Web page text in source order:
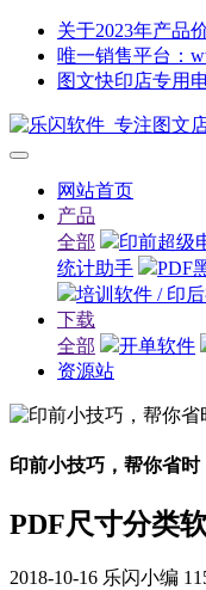
关于2023年产品
唯一销售平台：
图文快印店专用
网站首页
产品
全部
印前超级
统计助手
PDF
培训软件 / 印
下载
全部
开单软件
资源站
印前小技巧，帮你省时
PDF尺寸分类
2018-10-16 乐闪小编